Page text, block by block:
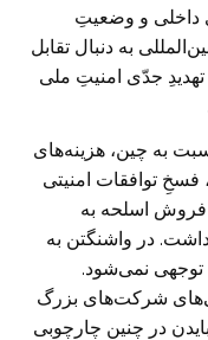
داخلی و وضعیتِ
به دنبال تقابل
جدّی امنیتِ ملی
به چین، هزینه‌های
فسخِ توافقات امنیتی
فروش اسلحه به
در واشنگتن به
توجهی نمی‌شود.
شرکت‌های بزرگ
در چنین چارچوبی